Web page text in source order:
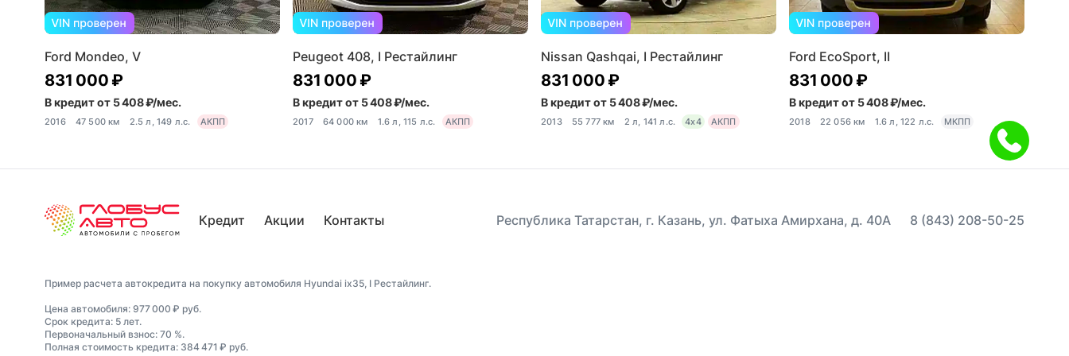
Ford Mondeo, V
831 000 ₽
В кредит от 5 408 ₽/мес.
2016 47 500 км 2.5 л, 149 л.с. АКПП
Peugeot 408, I Рестайлинг
831 000 ₽
В кредит от 5 408 ₽/мес.
2017 64 000 км 1.6 л, 115 л.с. АКПП
Nissan Qashqai, I Рестайлинг
831 000 ₽
В кредит от 5 408 ₽/мес.
2013 55 777 км 2 л, 141 л.с. 4x4 АКПП
Ford EcoSport, II
831 000 ₽
В кредит от 5 408 ₽/мес.
2018 22 056 км 1.6 л, 122 л.с. МКПП
Кредит Акции Контакты Республика Татарстан, г. Казань, ул. Фатыха Амирхана, д. 40А 8 (843) 208-50-25
Пример расчета автокредита на покупку автомобиля Hyundai ix35, I Рестайлинг.
Цена автомобиля: 977 000 ₽ руб.
Срок кредита: 5 лет.
Первоначальный взнос: 70 %.
Полная стоимость кредита: 384 471 ₽ руб.